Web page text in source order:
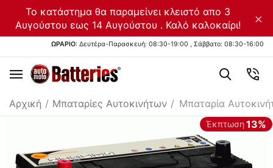
Το κατάστημα θα παραμείνει κλειστό απο 3
Αυγούστου εως 14 Αυγούστου . Καλό καλοκαίρι!
×
ΩΡΑΡΙΟ: Δευτέρα-Παρασκευή: 08:30-19:00 , Σάββατο: 08:30-16:00
Αρχική / Μπαταρίες Αυτοκινήτων / Μπαταρία
Έκπτωση 13%